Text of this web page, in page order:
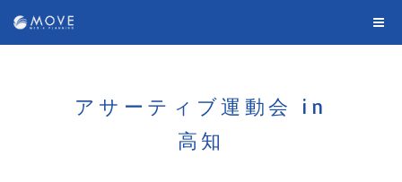
アサーティブ運動会 in
高知